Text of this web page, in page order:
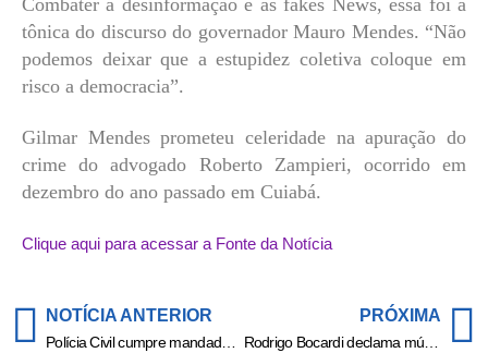
tônica do discurso do governador Mauro Mendes. “Não
podemos deixar que a estupidez coletiva coloque em
risco a democracia”.
Gilmar Mendes prometeu celeridade na apuração do
crime do advogado Roberto Zampieri, ocorrido em
dezembro do ano passado em Cuiabá.
Clique aqui para acessar a Fonte da Notícia
NOTÍCIA ANTERIOR
Polícia Civil cumpre mandados de buscas em investigação sobre uso fraudulento de sistemas policiais
PRÓXIMA
Rodrigo Bocardi declama músicas de Manu Bahtidão em jornal ao vivo